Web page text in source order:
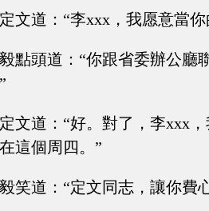
文道：“李xxx，我愿意當
點頭道：“你跟省委辦公廳
文道：“好。對了，李xxx
這個周四。”
笑道：“定文同志，讓你費